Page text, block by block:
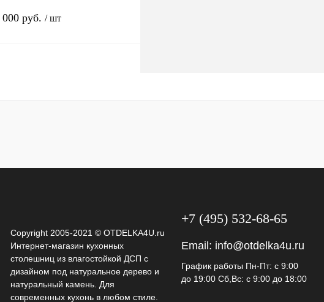
000 руб. / шт
Copyright 2005-2021 © OTDELKA4U.ru
Интернет-магазин кухонных
столешниц из влагостойкой ДСП с
дизайном под натуральное дерево и
натуральный камень. Для
современных кухонь в любом стиле.
+7 (495) 532-68-65
Email: info@otdelka4u.ru
График работы Пн-Пт: с 9:00
до 19:00 Сб,Вс: с 9:00 до 18:00